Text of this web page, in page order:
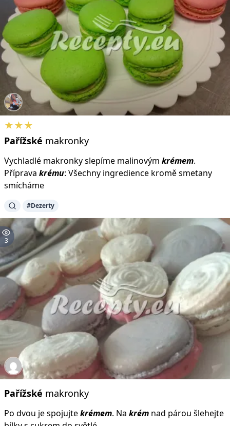
★★★
Pařížské makronky
Vychladlé makronky slepíme malinovým krémem.
Příprava krému: Všechny ingredience kromě smetany
smícháme
#Dezerty
3
Pařížské makronky
Po dvou je spojujtekrémem. Na krém nad párou šlehejte